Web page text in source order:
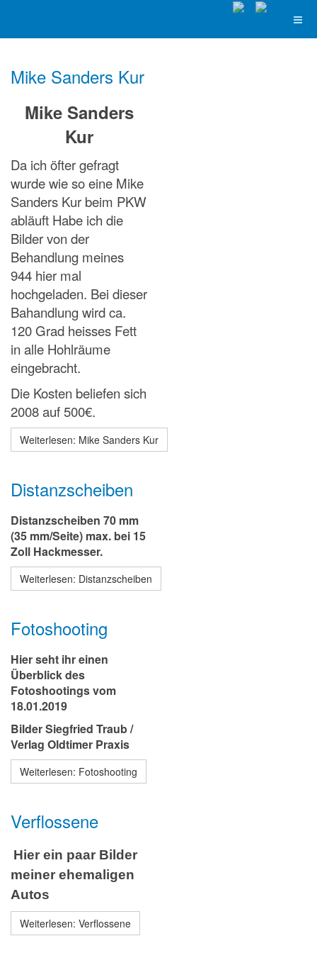
Mike Sanders Kur
Mike Sanders
Kur
Da ich öfter gefragt
wurde wie so eine Mike
Sanders Kur beim PKW
abläuft Habe ich die
Bilder von der
Behandlung meines
944 hier mal
hochgeladen. Bei dieser
Bahandlung wird ca.
120 Grad heisses Fett
in alle Hohlräume
eingebracht.
Die Kosten beliefen sich
2008 auf 500€.
Weiterlesen: Mike Sanders Kur
Distanzscheiben
Distanzscheiben 70 mm
(35 mm/Seite) max. bei 15
Zoll Hackmesser.
Weiterlesen: Distanzscheiben
Fotoshooting
Hier seht ihr einen
Überblick des
Fotoshootings vom
18.01.2019
Bilder Siegfried Traub /
Verlag Oldtimer Praxis
Weiterlesen: Fotoshooting
Verflossene
Hier ein paar Bilder
meiner ehemaligen
Autos
Weiterlesen: Verflossene